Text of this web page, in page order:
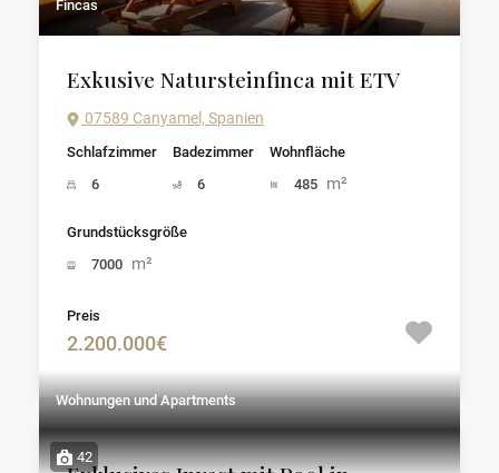
Fincas
Exkusive Natursteinfinca mit ETV
07589 Canyamel, Spanien
Schlafzimmer
6
Badezimmer
6
Wohnfläche
485 m²
Grundstücksgröße
7000 m²
Preis
2.200.000€
42
Wohnungen und Apartments